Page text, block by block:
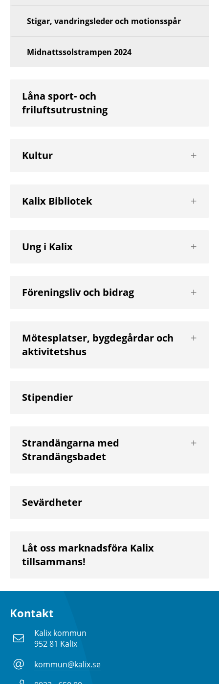
Stigar, vandringsleder och motionsspår
Midnattssolstrampen 2024
Låna sport- och
friluftsutrustning
Kultur
nästa
Kalix Bibliotek
nästa
Ung i Kalix
nästa
Föreningsliv och bidrag
nästa
Mötesplatser, bygdegårdar och
aktivitetshus
nästa
Stipendier
Strandängarna med
Strandängsbadet
nästa
Sevärdheter
Låt oss marknadsföra Kalix
tillsammans!
Kontakt
Kalix kommun
952 81 Kalix
kommun@kalix.se